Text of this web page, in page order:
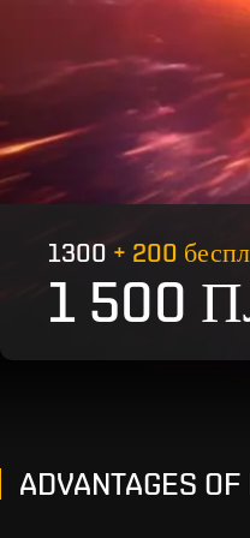
1300 + 200
1 500
ADVANTAGES